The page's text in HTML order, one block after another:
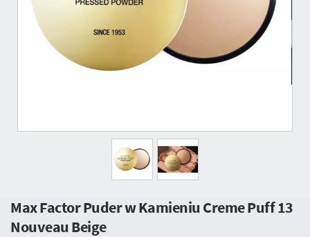
Max Factor Puder w Kamieniu Creme Puff13
Nouveau Beige